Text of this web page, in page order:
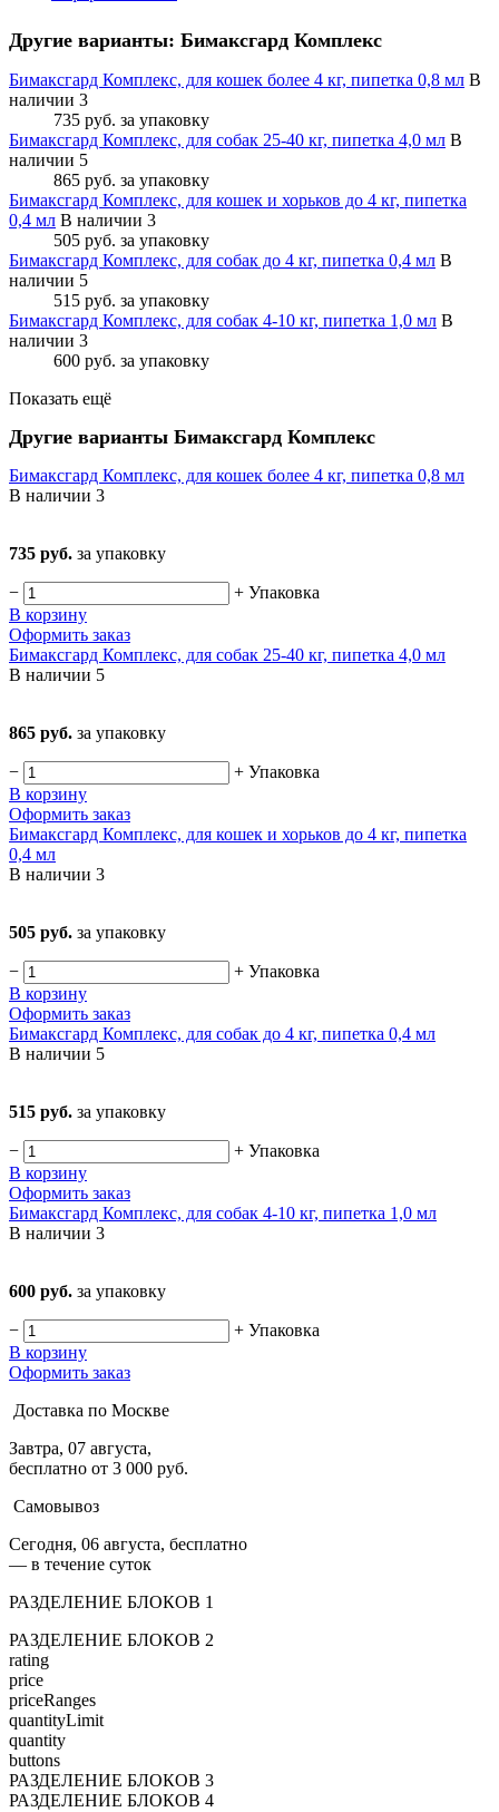
Другие варианты: Бимаксгард Комплекс
Бимаксгард Комплекс, для кошек более 4 кг, пипетка 0,8 мл В
наличии 3
735 руб. за упаковку
Бимаксгард Комплекс, для собак 25-40 кг, пипетка 4,0 мл В
наличии 5
865 руб. за упаковку
Бимаксгард Комплекс, для кошек и хорьков до 4 кг, пипетка
0,4 мл В наличии 3
505 руб. за упаковку
Бимаксгард Комплекс, для собак до 4 кг, пипетка 0,4 мл В
наличии 5
515 руб. за упаковку
Бимаксгард Комплекс, для собак 4-10 кг, пипетка 1,0 мл В
наличии 3
600 руб. за упаковку
Показать ещё
Другие варианты Бимаксгард Комплекс
Бимаксгард Комплекс, для кошек более 4 кг, пипетка 0,8 мл
В наличии 3
735 руб. за упаковку
− + Упаковка
В корзину
Оформить заказ
Бимаксгард Комплекс, для собак 25-40 кг, пипетка 4,0 мл
В наличии 5
865 руб. за упаковку
− + Упаковка
В корзину
Оформить заказ
Бимаксгард Комплекс, для кошек и хорьков до 4 кг, пипетка
0,4 мл
В наличии 3
505 руб. за упаковку
− + Упаковка
В корзину
Оформить заказ
Бимаксгард Комплекс, для собак до 4 кг, пипетка 0,4 мл
В наличии 5
515 руб. за упаковку
− + Упаковка
В корзину
Оформить заказ
Бимаксгард Комплекс, для собак 4-10 кг, пипетка 1,0 мл
В наличии 3
600 руб. за упаковку
− + Упаковка
В корзину
Оформить заказ
Доставка по Москве
Завтра, 07 августа,
бесплатно от 3 000 руб.
Самовывоз
Сегодня, 06 августа, бесплатно
— в течение суток
РАЗДЕЛЕНИЕ БЛОКОВ 1
РАЗДЕЛЕНИЕ БЛОКОВ 2
rating
price
priceRanges
quantityLimit
quantity
buttons
РАЗДЕЛЕНИЕ БЛОКОВ 3
РАЗДЕЛЕНИЕ БЛОКОВ 4